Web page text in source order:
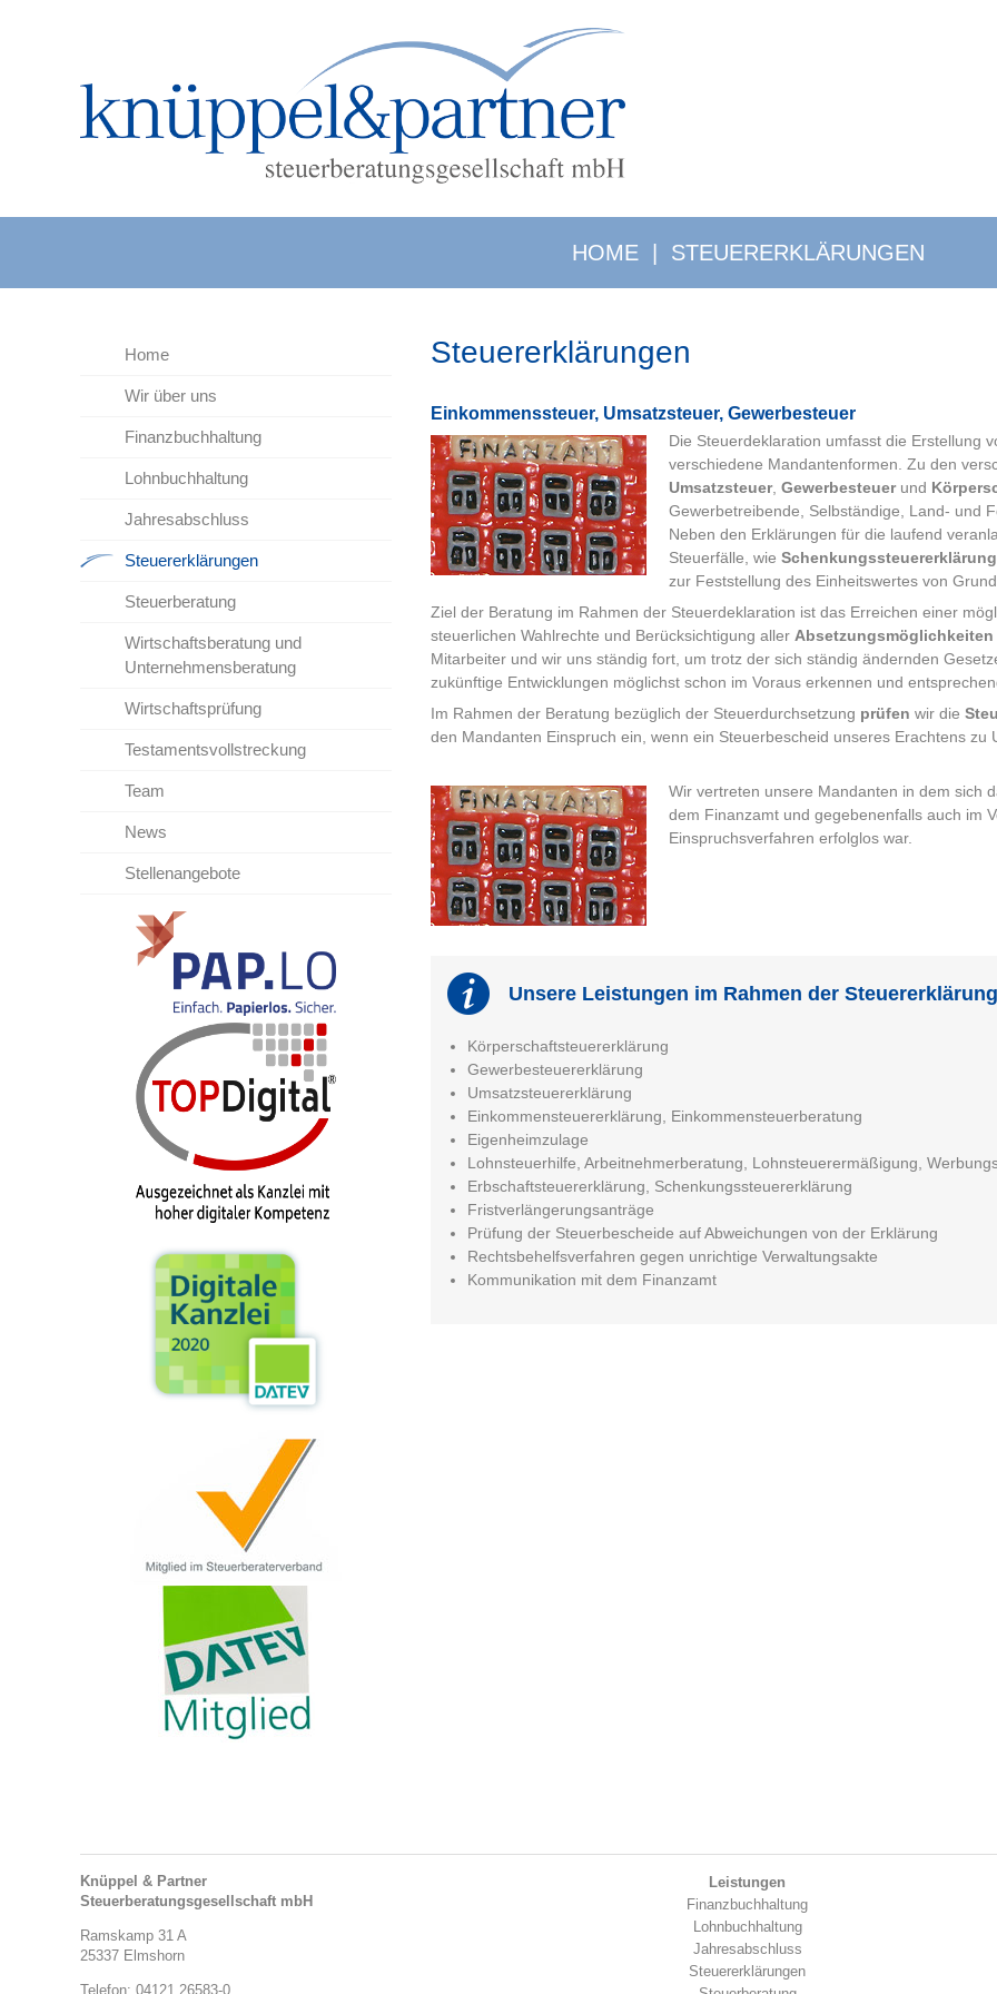
HOME| STEUERERKLÄRUNGEN
Home
Wir über uns
Finanzbuchhaltung
Lohnbuchhaltung
Jahresabschluss
Steuererklärungen
Steuerberatung
Wirtschaftsberatung und
Unternehmensberatung
Wirtschaftsprüfung
Testamentsvollstreckung
Team
News
Stellenangebote
Steuererklärungen
Ein­kom­mens­steu­er, Um­satz­steu­er, Ge­wer­be­steu­er
Die Steuerdeklaration umfasst die Erstellung
verschiedene Mandantenformen. Zu den
Umsatzsteuer, Gewerbesteuerund
Gewerbetreibende, Selbständige, Land- und
Neben den Erklärungen für die laufend
Steuerfälle, wie
zur Feststellung des Einheitswertes von
Ziel der Beratung im Rahmen der Steuerdeklaration ist das Erreichen einer
steuerlichen Wahlrechte und Berücksichtigung aller Absetzungsmöglichkeiten
Mitarbeiter und wir uns ständig fort, um trotz der sich ständig ändernden
zukünftige Entwicklungen möglichst schon im Voraus erkennen und
Im Rahmen der Beratung bezüglich der Steuerdurchsetzung prüfen wir die
den Mandanten Einspruch ein, wenn ein Steuerbescheid unseres Erachtens zu
Wir vertreten unsere Mandanten in dem sich
dem Finanzamt und gegebenenfalls auch im
Einspruchsverfahren erfolglos war.
Unsere Leistungen im Rahmen der
Körperschaftsteuererklärung
Gewerbesteuererklärung
Umsatzsteuererklärung
Einkommensteuererklärung, Einkommensteuerberatung
Eigenheimzulage
Lohnsteuerhilfe, Arbeitnehmerberatung, Lohnsteuerermäßigung,
Erbschaftsteuererklärung, Schenkungssteuererklärung
Fristverlängerungsanträge
Prüfung der Steuerbescheide auf Abweichungen von der Erklärung
Rechtsbehelfsverfahren gegen unrichtige Verwaltungsakte
Kommunikation mit dem Finanzamt
Knüppel & Partner
Steuerberatungsgesellschaft mbH
Ramskamp 31 A
25337 Elmshorn
Telefon: 04121 26583-0
Leistungen
Finanzbuchhaltung
Lohnbuchhaltung
Jahresabschluss
Steuererklärungen